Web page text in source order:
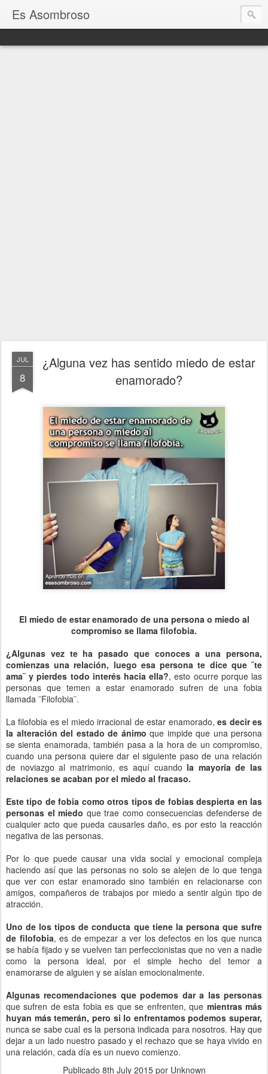
Es Asombroso
JUL
8
¿Alguna vez has sentido miedo de estar
enamorado?
El miedo de estar enamorado de una persona o miedo al
compromiso se llama filofobia.
¿Algunas vez te ha pasado que conoces a una persona,
comienzas una relación, luego esa persona te dice que ¨te
ama¨ y pierdes todo interés hacia ella?, esto ocurre porque las
personas que temen a estar enamorado sufren de una fobia
llamada ¨Filofobia¨.
La filofobia es el miedo irracional de estar enamorado, es decir es
la alteración del estado de ánimo que impide que una persona
se sienta enamorada, también pasa a la hora de un compromiso,
cuando una persona quiere dar el siguiente paso de una relación
de noviazgo al matrimonio, es aquí cuando la mayoría de las
relaciones se acaban por el miedo al fracaso.
Este tipo de fobia como otros tipos de fobias despierta en las
personas el miedo que trae como consecuencias defenderse de
cualquier acto que pueda causarles daño, es por esto la reacción
negativa de las personas.
Por lo que puede causar una vida social y emocional compleja
haciendo así que las personas no solo se alejen de lo que tenga
que ver con estar enamorado sino también en relacionarse con
amigos, compañeros de trabajos por miedo a sentir algún tipo de
atracción.
Uno de los tipos de conducta que tiene la persona que sufre
de filofobia, es de empezar a ver los defectos en los que nunca
se había fijado y se vuelven tan perfeccionistas que no ven a nadie
como la persona ideal, por el simple hecho del temor a
enamorarse de alguien y se aíslan emocionalmente.
Algunas recomendaciones que podemos dar a las personas
que sufren de esta fobia es que se enfrenten, que mientras más
huyan más temerán, pero si lo enfrentamos podemos superar,
nunca se sabe cual es la persona indicada para nosotros. Hay que
dejar a un lado nuestro pasado y el rechazo que se haya vivido en
una relación, cada día es un nuevo comienzo.
Publicado 8th July 2015por Unknown